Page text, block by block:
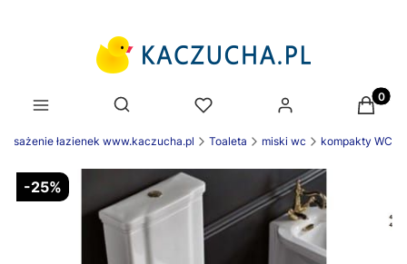
Otwórz wyszukiwarkę
łazienek www.kaczucha.pl Toaleta miski wc kompakty WC
-25%